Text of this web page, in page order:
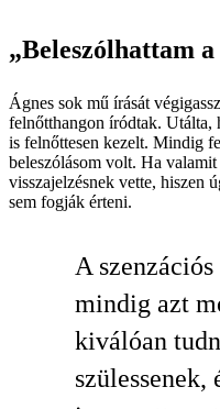
„Beleszólhattam a
Ágnes sok mű írását
felnőtthangon íródtak. Utálta,
is felnőttesen kezelt. Mindig
beleszólásom volt. Ha valamit
visszajelzésnek vette, hiszen
sem fogják érteni.
A
mindig azt
kiválóan
szülessenek,